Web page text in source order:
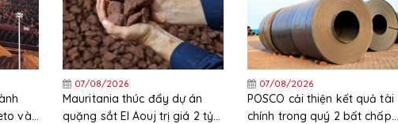
vào
07/08/2026
Mauritania thúc đẩy dự án
quặng sắt El Aouj trị giá 2 tỷ
07/08/2026
POSCO cải thiện kết quả tài
chính trong quý 2 bất chấp